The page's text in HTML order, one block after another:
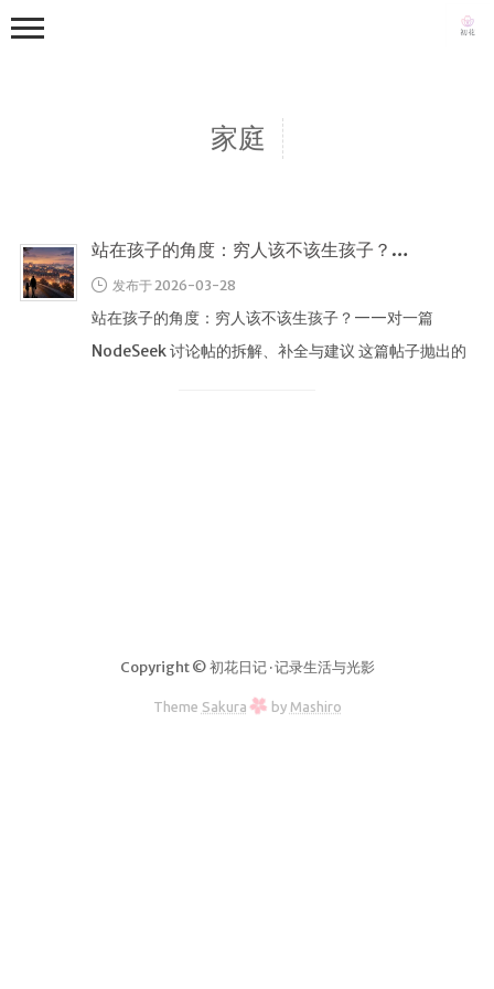
家庭
站在孩子的角度：穷人该不该生孩子？（从一篇讨论帖出发）
发布于 2026-03-28
站在孩子的角度：穷人该不该生孩子？——对一篇
NodeSeek 讨论帖的拆解、补全与建议 这篇帖子抛出的
Copyright © 初花日记 · 记录生活与光影
Theme Sakura by Mashiro
首页
写真集
从零到一